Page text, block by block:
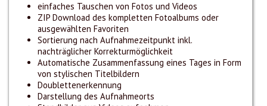
einfaches Tauschen von Fotos und Videos
ZIP Download des kompletten Fotoalbums oder
ausgewählten Favoriten
Sortierung nach Aufnahmezeitpunkt inkl.
nachträglicher Korrekturmöglichkeit
Automatische Zusammenfassung eines Tages in Form
von stylischen Titelbildern
Doublettenerkennung
Darstellung des Aufnahmeorts